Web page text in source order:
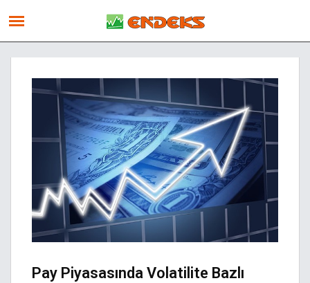
Pay Piyasasında Volatilite Bazlı